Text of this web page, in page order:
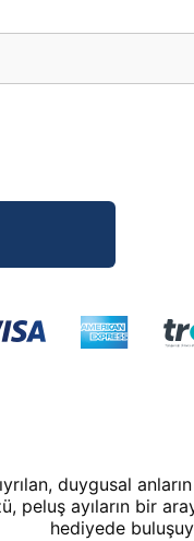
peluş ayıların bir
hediyede